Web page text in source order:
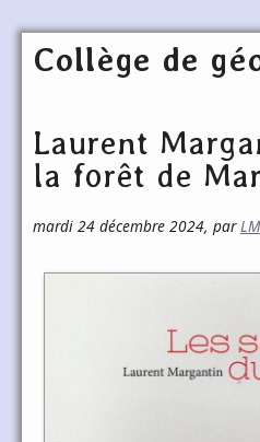
Collège de
Laurent
la forêt de
mardi 24 décembre 2024, par LM